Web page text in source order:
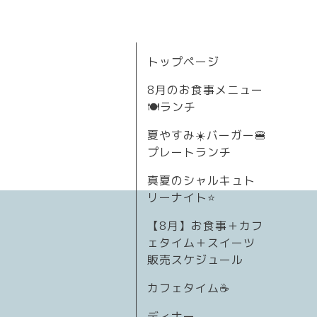
トップページ
8月のお食事メニュー
🍽ランチ
夏やすみ☀️バーガー🍔
プレートランチ
真夏のシャルキュト
リーナイト⭐
【8月】お食事＋カフ
ェタイム＋スイーツ
販売スケジュール
カフェタイム☕️